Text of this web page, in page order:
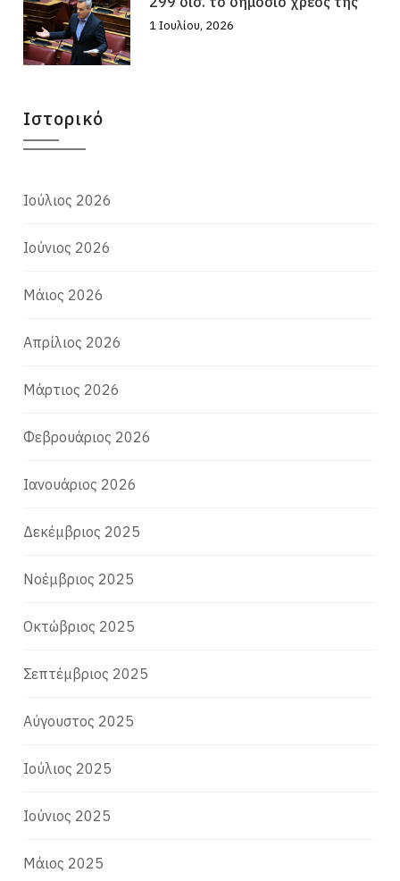
1 Ιουλίου, 2026
Ιστορικό
Ιούλιος 2026
Ιούνιος 2026
Μάιος 2026
Απρίλιος 2026
Μάρτιος 2026
Φεβρουάριος 2026
Ιανουάριος 2026
Δεκέμβριος 2025
Νοέμβριος 2025
Οκτώβριος 2025
Σεπτέμβριος 2025
Αύγουστος 2025
Ιούλιος 2025
Ιούνιος 2025
Μάιος 2025